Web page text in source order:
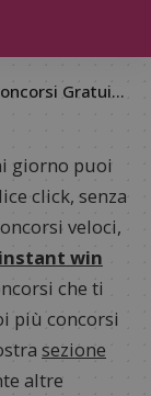
Gratuiti >
giorno puoi
click, senza
veloci,
win
che ti
più concorsi
sezione
altre